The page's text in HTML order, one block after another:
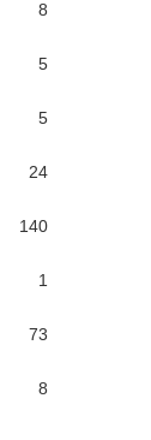
8
5
5
24
140
1
73
8